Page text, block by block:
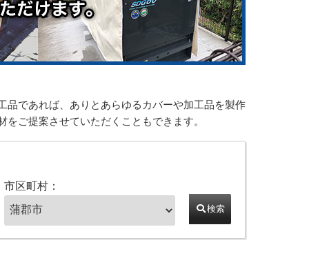
であれば、ありとあらゆるカバーや加工品を製作
ご提案させていただくこともできます。
市区町村：
検索